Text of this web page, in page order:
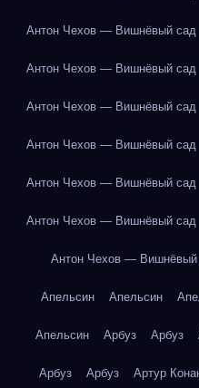
Антон Чехов — Вишнёвый сад
Антон Чехов — Вишнёвый сад
Антон Чехов — Вишнёвый сад
Антон Чехов — Вишнёвый сад
Антон Чехов — Вишнёвый сад
Антон Чехов — Вишнёвый сад
Антон Чехов — Вишнёвый
Апельсин Апельсин
Апельсин Арбуз Арбуз
Арбуз Арбуз Артур